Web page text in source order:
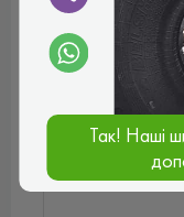
Поки немає
Написати
Так! Наші